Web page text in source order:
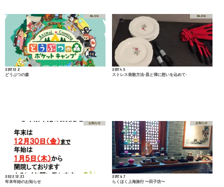
BLOG
2017.12.2
どうぶつの森
BLOG
2017.4.5
ストレス発散方法-皿と弾に想いを込めて-
お知らせ
2022.12.23
年末年始のお知らせ
お知らせ
2017.6.7
らくほく上海旅行 〜田子坊〜